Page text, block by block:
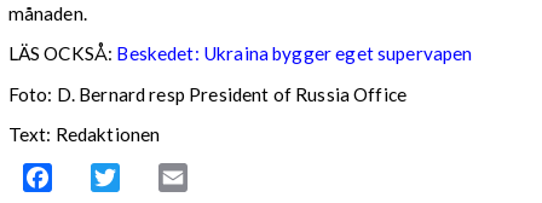
månaden.
LÄS OCKSÅ: Beskedet: Ukraina bygger eget supervapen
Foto: D. Bernard resp President of Russia Office
Text: Redaktionen
Facebook Twitter